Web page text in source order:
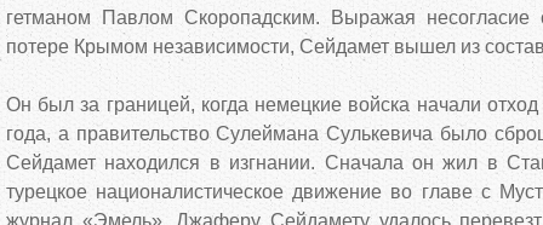
гетманом Павлом Скоропадским. Выражая несогласие
потере Крымом независимости, Сейдамет вышел из
Он был за границей, когда немецкие войска начали
года, а правительство Сулеймана Сулькевича было
Сейдамет находился в изгнании. Сначала он жил в
турецкое националистическое движение во главе с
журнал «Эмель». Джаферу Сейдамету удалось